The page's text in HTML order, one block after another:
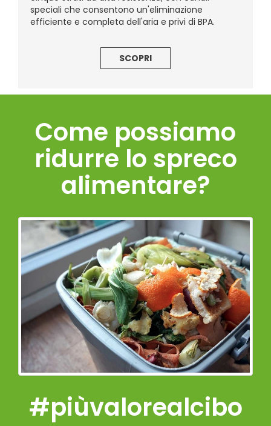
speciali che consentono un'eliminazione
efficiente e completa dell'aria e privi di BPA.
SCOPRI
Come possiamo
ridurre lo spreco
alimentare?
#piùvalorealcibo